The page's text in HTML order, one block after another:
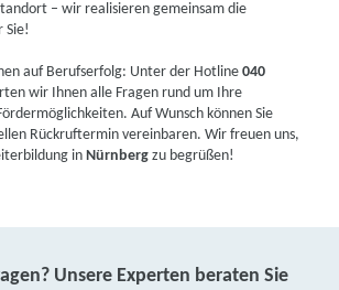
– wir realisieren gemeinsam die
Sie!
auf Berufserfolg: Unter der Hotline040
wir Ihnen alle Fragen rund um Ihre
Auf Wunsch können Sie
Rückruftermin vereinbaren. Wir freuen uns,
inNürnberg zu begrüßen!
Unsere Experten beraten Sie